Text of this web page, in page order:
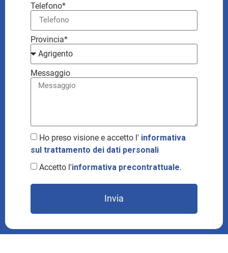
Telefono*
Provincia*
Messaggio
Ho preso visione e accetto l' informativa
sul trattamento dei dati personali
Accetto l'informativa precontrattuale.
Invia